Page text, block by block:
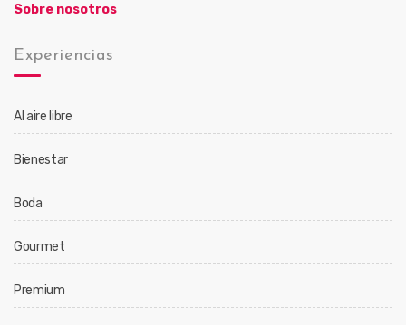
Sobre nosotros
Experiencias
Al aire libre
Bienestar
Boda
Gourmet
Premium